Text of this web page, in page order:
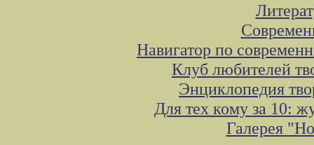
Навигатор по
Клуб любителей
Энциклопедия
Для тех кому за 10:
Галерея